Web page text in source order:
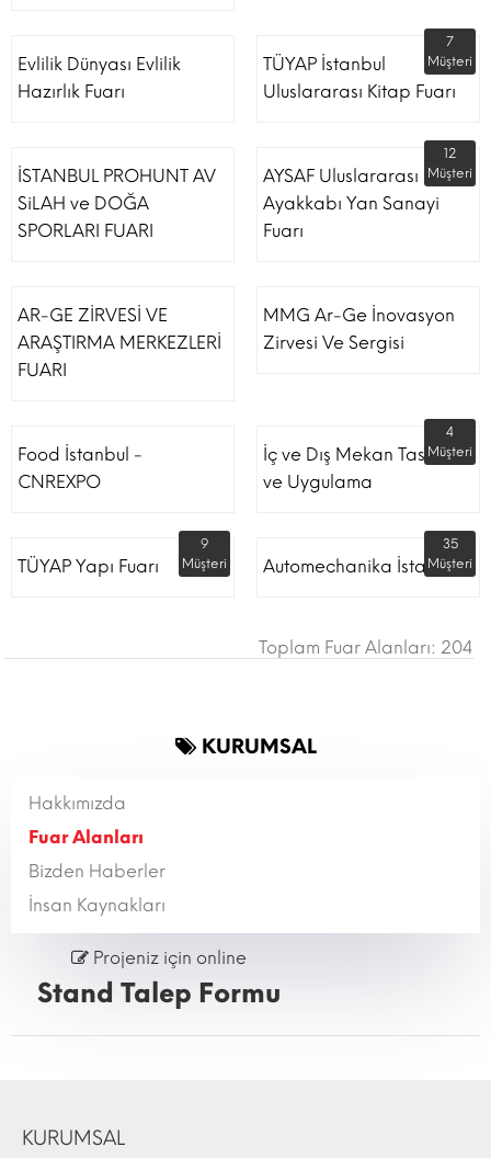
Evlilik Dünyası Evlilik
Hazırlık Fuarı
TÜYAP İstanbul
Uluslararası Kitap Fuarı
7
Müşteri
İSTANBUL PROHUNT AV
SiLAH ve DOĞA
SPORLARI FUARI
AYSAF Uluslararası
Ayakkabı Yan Sanayi
Fuarı
12
Müşteri
AR-GE ZİRVESİ VE
ARAŞTIRMA MERKEZLERİ
FUARI
MMG Ar-Ge İnovasyon
Zirvesi Ve Sergisi
Food İstanbul -
CNREXPO
İç ve Dış Mekan Tasarım
ve Uygulama
4
Müşteri
TÜYAP Yapı Fuarı
9
Müşteri
Automechanika İstanbul
35
Müşteri
Toplam Fuar Alanları: 204
KURUMSAL
Hakkımızda
Fuar Alanları
Bizden Haberler
İnsan Kaynakları
Projeniz için online
Stand Talep Formu
KURUMSAL